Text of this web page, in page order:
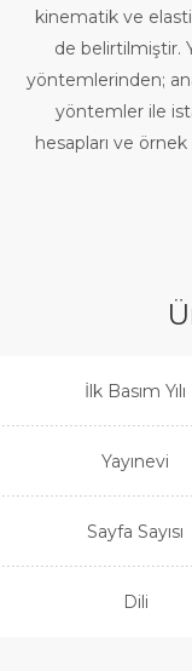
kinematik ve
de belirtilmiştir.
yöntemlerinden;
yöntemler ile
hesapları ve
İlk Basım Yılı
Yayınevi
Sayfa Sayısı
Dili